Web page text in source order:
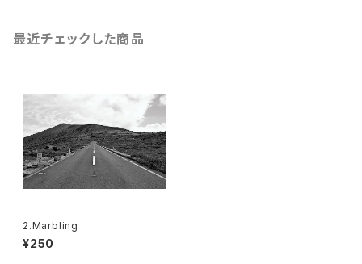
最近チェックした商品
2.Marbling
¥250